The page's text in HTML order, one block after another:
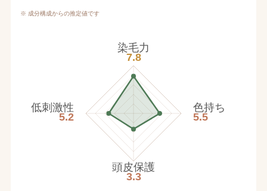
※ 成分構成からの推定値です
染毛力
7.8
色持ち
5.5
頭皮保護
3.3
低刺激性
5.2